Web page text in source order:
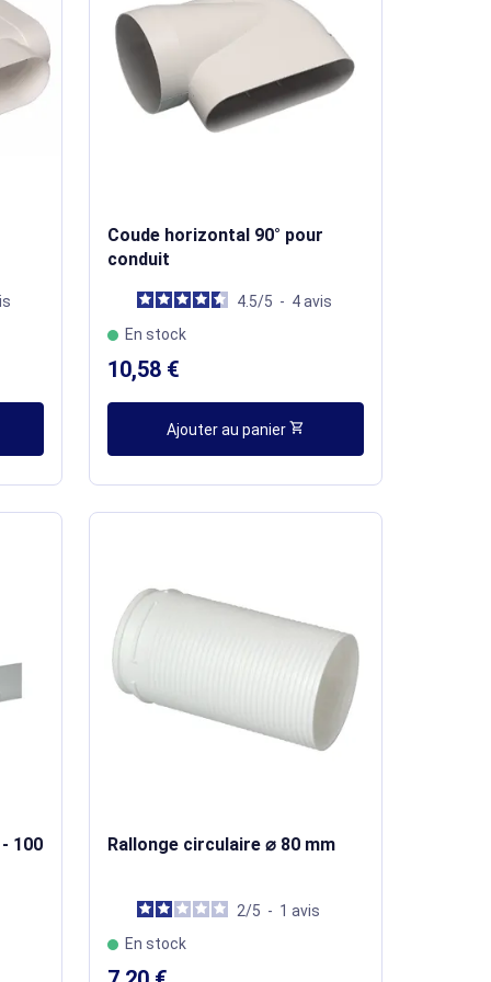
Coude horizontal 90° pour
conduit
4.5/5 - 4avis
En stock
10,58 €
Ajouter au panier shopping_cart
100
Rallonge circulaire ⌀ 80 mm
2/5 - 1 avis
En stock